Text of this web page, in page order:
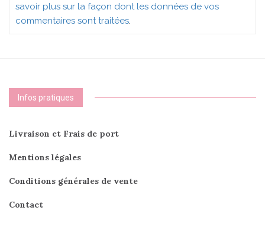
savoir plus sur la façon dont les données de vos
commentaires sont traitées.
Infos pratiques
Livraison et Frais de port
Mentions légales
Conditions générales de vente
Contact